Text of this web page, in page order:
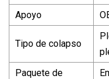
Apoyo
Tipo de colapso
Paquete de